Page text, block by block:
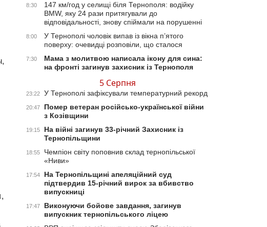
8:30
147 км/год у селищі біля Тернополя: водійку
BMW, яку 24 рази притягували до
відповідальності, знову спіймали на порушенні
8:00
У Тернополі чоловік випав із вікна п’ятого
поверху: очевидці розповіли, що сталося
7:30
Мама з молитвою написала ікону для сина:
на фронті загинув захисник із Тернополя
5 Серпня
23:22 У Тернополі зафіксували температурний рекорд
20:47
Помер ветеран російсько-української війни
з Козівщини
19:15
На війні загинув 33-річний Захисник із
Тернопільщини
18:55
Чемпіон світу поповнив склад тернопільської
«Ниви»
17:54
На Тернопільщині апеляційний суд
підтвердив 15-річний вирок за вбивство
випускниці
17:47
Виконуючи бойове завдання, загинув
випускник тернопільського ліцею